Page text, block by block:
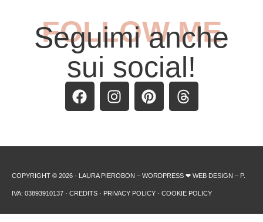
FOLLOW ME
Seguimi anche
sui social!
COPYRIGHT © 2026 · LAURA PIEROBON – WORDPRESS ❤︎ WEB DESIGN – P.
IVA: 03893910137 · CREDITS · PRIVACY POLICY · COOKIE POLICY